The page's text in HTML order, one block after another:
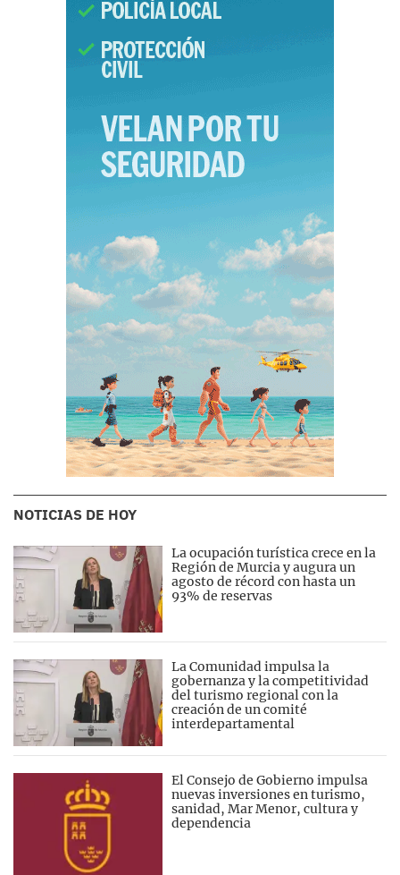
NOTICIAS DE HOY
La ocupación turística crece en la
Región de Murcia y augura un
agosto de récord con hasta un
93% de reservas
La Comunidad impulsa la
gobernanza y la competitividad
del turismo regional con la
creación de un comité
interdepartamental
El Consejo de Gobierno impulsa
nuevas inversiones en turismo,
sanidad, Mar Menor, cultura y
dependencia